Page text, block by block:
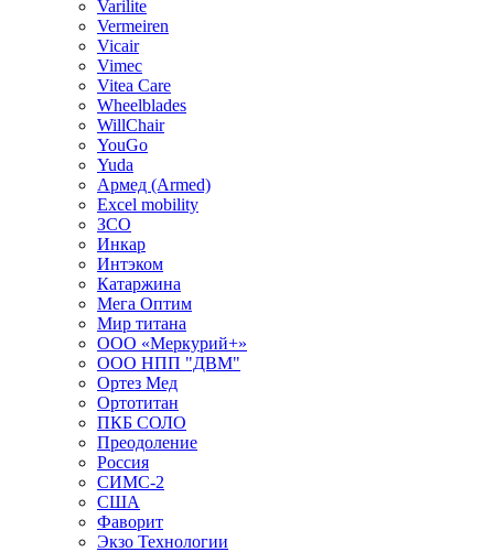
Varilite
Vermeiren
Vicair
Vimec
Vitea Care
Wheelblades
WillChair
YouGo
Yuda
Армед (Armed)
Еxcel mobility
ЗСО
Инкар
Интэком
Катаржина
Мега Оптим
Мир титана
ООО «Меркурий+»
ООО НПП "ДВМ"
Ортез Мед
Ортотитан
ПКБ СОЛО
Преодоление
Россия
СИМС-2
США
Фаворит
Экзо Технологии